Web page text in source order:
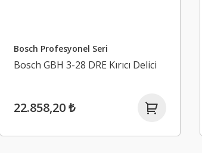
Bosch Profesyonel Seri
Bosch GBH 3-28 DRE Kırıcı Delici
22.858,20 ₺